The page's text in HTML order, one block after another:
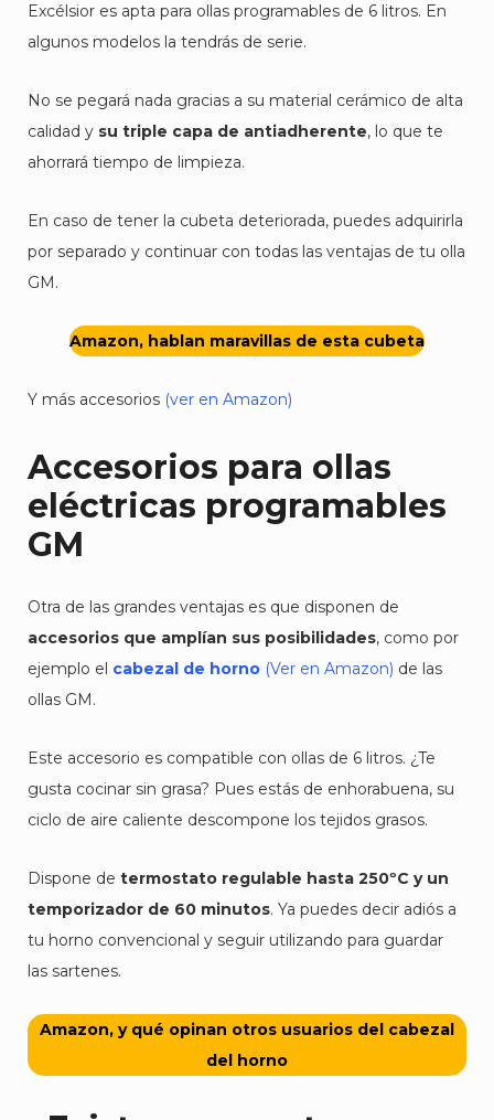
Excélsior es apta para ollas programables de 6 litros. En
algunos modelos la tendrás de serie.
No se pegará nada gracias a su material cerámico de alta
calidad y su triple capa de antiadherente, lo que te
ahorrará tiempo de limpieza.
En caso de tener la cubeta deteriorada, puedes adquirirla
por separado y continuar con todas las ventajas de tu olla
GM.
Amazon, hablan maravillas de esta cubeta
Y más accesorios (ver en Amazon)
Accesorios para ollas
eléctricas programables
GM
Otra de las grandes ventajas es que disponen de
accesorios que amplían sus posibilidades, como por
ejemplo el cabezal de horno (Ver en Amazon) de las
ollas GM.
Este accesorio es compatible con ollas de 6 litros. ¿Te
gusta cocinar sin grasa? Pues estás de enhorabuena, su
ciclo de aire caliente descompone los tejidos grasos.
Dispone de termostato regulable hasta 250ºC y un
temporizador de 60 minutos. Ya puedes decir adiós a
tu horno convencional y seguir utilizando para guardar
las sartenes.
Amazon, y qué opinan otros usuarios del cabezal
del horno